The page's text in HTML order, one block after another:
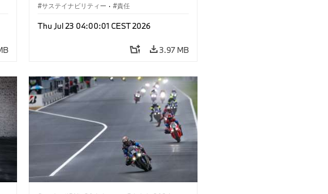
サステイナビリティー · 責任
Thu Jul 23 04:00:01 CEST 2026
3.97 MB